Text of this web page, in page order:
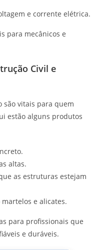
e corrente elétrica.
para mecânicos e
Civil e
são vitais para quem
estão alguns produtos
altas.
as estruturas estejam
martelos e alicates.
para profissionais que
e duráveis.